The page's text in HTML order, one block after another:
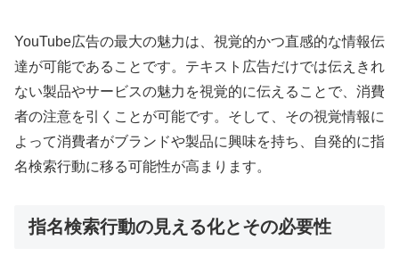
YouTube広告の最大の魅力は、視覚的かつ直感的な情報伝
達が可能であることです。テキスト広告だけでは伝えきれ
ない製品やサービスの魅力を視覚的に伝えることで、消費
者の注意を引くことが可能です。そして、その視覚情報に
よって消費者がブランドや製品に興味を持ち、自発的に指
名検索行動に移る可能性が高まります。
指名検索行動の見える化とその必要性